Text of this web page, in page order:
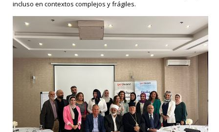
incluso en contextos complejos y frágiles.